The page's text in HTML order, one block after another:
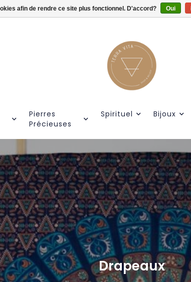
Gratis verzendig vanaf €55.
Pierres
Précieuses
Spirituel Bijoux
Drapeaux
afin de rendre ce site plus fonctionnel. D'accord? Oui